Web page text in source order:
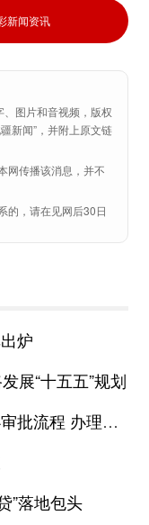
新闻资讯
、图片和音视频，版权
新闻”，并附上原文链
网传播该消息，并不
的，请在见网后30日
炉
展“十五五”规划
节压缩至2个工作日
”落地包头